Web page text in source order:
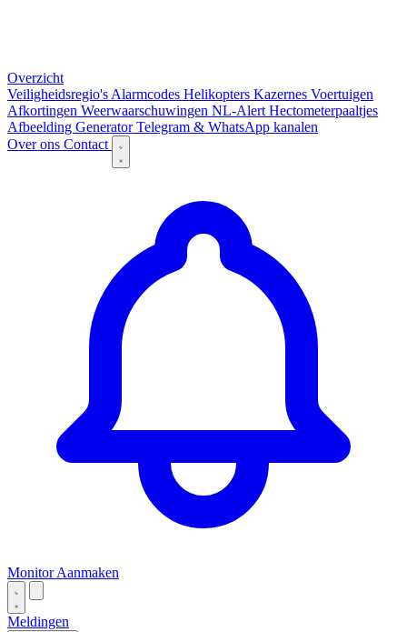
Overzicht
Veiligheidsregio's Alarmcodes Helikopters Kazernes Voertuigen
Afkortingen Weerwaarschuwingen NL-Alert Hectometerpaaltjes
Afbeelding GeneratorTelegram & WhatsApp kanalen
Over ons Contact
Monitor Aanmaken
Meldingen